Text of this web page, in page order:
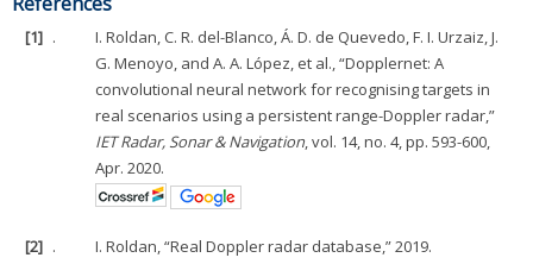
[1] .
I. Roldan, C. R. del-Blanco, Á. D. de Quevedo, F. I. Urzaiz, J.
G. Menoyo, and A. A. López, et al., “Dopplernet: A
convolutional neural network for recognising targets in
real scenarios using a persistent range-Doppler radar,”
IET Radar, Sonar & Navigation, vol. 14, no. 4, pp. 593-600,
Apr. 2020.
[2] .
I. Roldan, “Real Doppler radar database,” 2019.